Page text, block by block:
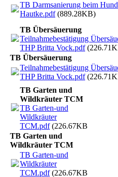
TB Darmsanierung beim
Hautke.pdf(889.28KB)
TB Übersäuerung
Teilnahmebestätigung
THP Britta Vock.pdf
TB Übersäuerung
Teilnahmebestätigung
THP Britta Vock.pdf
TB Garten und
Wildkräuter TCM
TB Garten-und
Wildkräuter
TCM.pdf(226.67KB)
TB Garten und
Wildkräuter TCM
TB Garten-und
Wildkräuter
TCM.pdf(226.67KB)